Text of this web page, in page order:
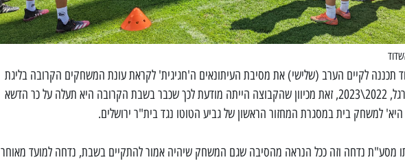
תכננה לקיים הערב (שלישי) את מסיבת העיתונאים ה'חגיגית' לקראת עונת המשחקים הקרובה בליגת
העל בכדורגל, 2022\2023, זאת מכיוון שהקבוצה הייתה מודעת לכך שכבר בשבת הקרובה היא תעלה על כר הדשא
היא' למשחק בית במסגרת המחזור הראשון של גביע הטוטו נגד בית"ר ירושלים.
מסע"ת נדחה וזה ככל הנראה מהסיבה שגם המשחק שיהיה אמור להתקיים בשבת, נדחה למועד מאוחר